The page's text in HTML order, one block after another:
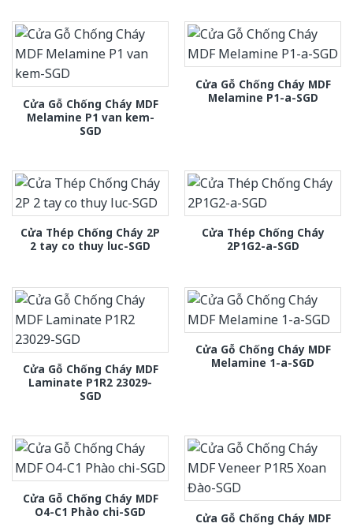
Cửa Gỗ Chống Cháy MDF
Melamine P1 van kem-
SGD
Cửa Gỗ Chống Cháy MDF
Melamine P1-a-SGD
Cửa Thép Chống Cháy 2P
2 tay co thuy luc-SGD
Cửa Thép Chống Cháy
2P1G2-a-SGD
Cửa Gỗ Chống Cháy MDF
Laminate P1R2 23029-
SGD
Cửa Gỗ Chống Cháy MDF
Melamine 1-a-SGD
Cửa Gỗ Chống Cháy MDF
O4-C1 Phào chi-SGD
Cửa Gỗ Chống Cháy MDF